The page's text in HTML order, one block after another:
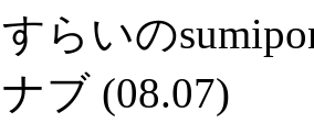
らいの
ブ (08.07)